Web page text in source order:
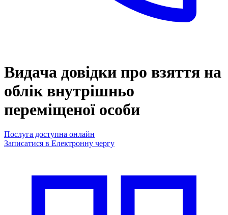
Видача довідки про взяття на
облік внутрішньо
переміщеної особи
Послуга доступна онлайн
Записатися в Електронну чергу